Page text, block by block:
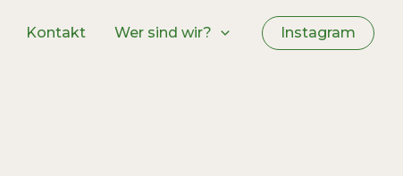
Kontakt Wer sind wir? Instagram